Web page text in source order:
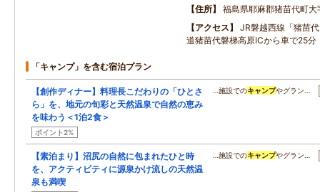
住所
福島県耶麻郡猪苗代町
アクセス
JR磐越西線「猪苗
道猪苗代磐梯高原ICから車で25分
「キャンプ」を含む宿泊プラン
【創作ディナー】料理長こだわりの「ひとさ
ら」を、地元の旬彩と天然温泉で自然の恵み
を味わう＜1泊2食＞
ポイント2%
…施設でのキャンプやグラン…
【素泊まり】沼尻の自然に包まれたひと時
を、アクティビティに源泉かけ流しの天然温
泉も満喫
…施設でのキャンプやグラン…